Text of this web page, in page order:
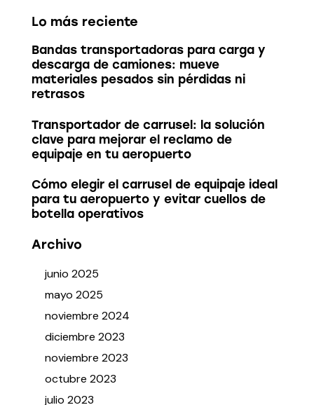
Lo más reciente
Bandas transportadoras para carga y
descarga de camiones: mueve
materiales pesados sin pérdidas ni
retrasos
Transportador de carrusel: la solución
clave para mejorar el reclamo de
equipaje en tu aeropuerto
Cómo elegir el carrusel de equipaje ideal
para tu aeropuerto y evitar cuellos de
botella operativos
Archivo
junio2025
mayo2025
noviembre2024
diciembre2023
noviembre2023
octubre2023
julio2023